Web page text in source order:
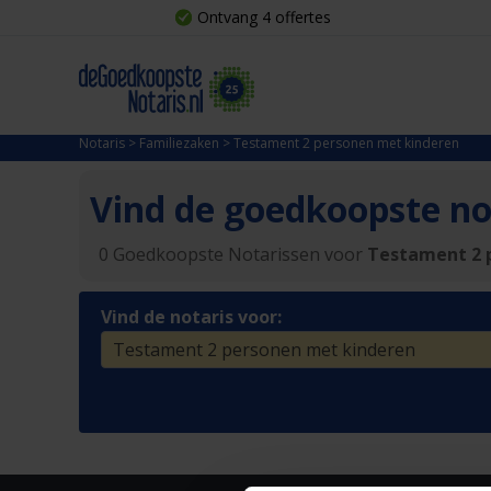
Ontvang 4 offertes
Notaris > Familiezaken >Testament 2 personen met kinderen
Vind de goedkoopste
0 Goedkoopste Notarissen voor Testament 2
Vind de notaris voor: